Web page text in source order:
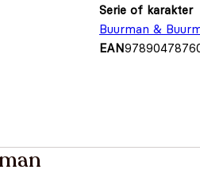
Serie of karakter
Buurman &
EAN